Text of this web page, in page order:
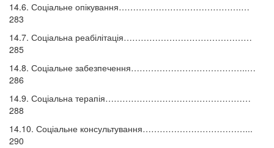
14.6. Соціальне опікування…………………………………….…
283
14.7. Соціальна реабілітація………………………………………
285
14.8. Соціальне забезпечення…………………………………..…
286
14.9. Соціальна терапія……………………………………………
288
14.10. Соціальне консультування………………………………...
290